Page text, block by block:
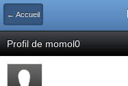
← Accueil
Profil de momol0